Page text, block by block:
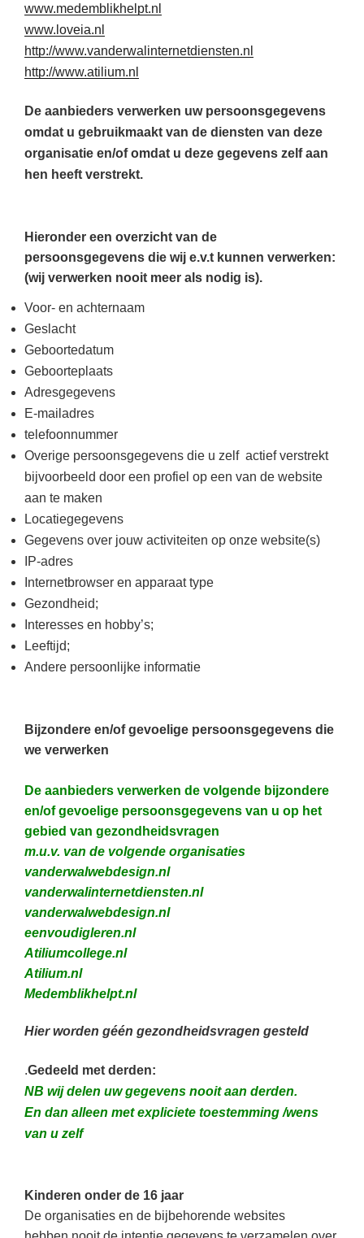
www.medemblikhelpt.nl
www.loveia.nl
http://www.vanderwalinternetdiensten.nl
http://www.atilium.nl
De aanbieders verwerken uw persoonsgegevens
omdat u gebruikmaakt van de diensten van deze
organisatie en/of omdat u deze gegevens zelf aan
hen heeft verstrekt.
Hieronder een overzicht van de
persoonsgegevens die wij e.v.t kunnen verwerken:
(wij verwerken nooit meer als nodig is).
Voor- en achternaam
Geslacht
Geboortedatum
Geboorteplaats
Adresgegevens
E-mailadres
telefoonnummer
Overige persoonsgegevens die u zelf actief verstrekt
bijvoorbeeld door een profiel op een van de website
aan te maken
Locatiegegevens
Gegevens over jouw activiteiten op onze website(s)
IP-adres
Internetbrowser en apparaat type
Gezondheid;
Interesses en hobby’s;
Leeftijd;
Andere persoonlijke informatie
Bijzondere en/of gevoelige persoonsgegevens die
we verwerken
De aanbieders verwerken de volgende bijzondere
en/of gevoelige persoonsgegevens van u op het
gebied van gezondheidsvragen
m.u.v. van de volgende organisaties
vanderwalwebdesign.nl
vanderwalinternetdiensten.nl
vanderwalwebdesign.nl
eenvoudigleren.nl
Atiliumcollege.nl
Atilium.nl
Medemblikhelpt.nl
Hier worden géén gezondheidsvragen gesteld
.Gedeeld met derden:
NB wij delen uw gegevens nooit aan derden.
En dan alleen met expliciete toestemming /wens
van u zelf
Kinderen onder de 16 jaar
De organisaties en de bijbehorende websites